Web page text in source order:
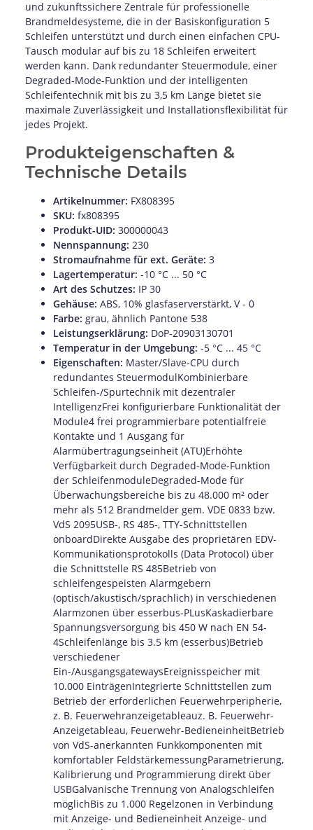
und zukunftssichere Zentrale für professionelle
Brandmeldesysteme, die in der Basiskonfiguration 5
Schleifen unterstützt und durch einen einfachen CPU-
Tausch modular auf bis zu 18 Schleifen erweitert
werden kann. Dank redundanter Steuermodule, einer
Degraded-Mode-Funktion und der intelligenten
Schleifentechnik mit bis zu 3,5 km Länge bietet sie
maximale Zuverlässigkeit und Installationsflexibilität für
jedes Projekt.
Produkteigenschaften &
Technische Details
Artikelnummer: FX808395
SKU: fx808395
Produkt-UID: 300000043
Nennspannung: 230
Stromaufnahme für ext. Geräte: 3
Lagertemperatur: -10 °C ... 50 °C
Art des Schutzes: IP 30
Gehäuse: ABS, 10% glasfaserverstärkt, V - 0
Farbe: grau, ähnlich Pantone 538
Leistungserklärung: DoP-20903130701
Temperatur in der Umgebung: -5 °C ... 45 °C
Eigenschaften: Master/Slave-CPU durch
redundantes SteuermodulKombinierbare
Schleifen-/Spurtechnik mit dezentraler
IntelligenzFrei konfigurierbare Funktionalität der
Module4 frei programmierbare potentialfreie
Kontakte und 1 Ausgang für
Alarmübertragungseinheit (ATU)Erhöhte
Verfügbarkeit durch Degraded-Mode-Funktion
der SchleifenmoduleDegraded-Mode für
Überwachungsbereiche bis zu 48.000 m² oder
mehr als 512 Brandmelder gem. VDE 0833 bzw.
VdS 2095USB-, RS 485-, TTY-Schnittstellen
onboardDirekte Ausgabe des proprietären EDV-
Kommunikationsprotokolls (Data Protocol) über
die Schnittstelle RS 485Betrieb von
schleifengespeisten Alarmgebern
(optisch/akustisch/sprachlich) in verschiedenen
Alarmzonen über esserbus-PLusKaskadierbare
Spannungsversorgung bis 450 W nach EN 54-
4Schleifenlänge bis 3.5 km (esserbus)Betrieb
verschiedener
Ein-/AusgangsgatewaysEreignisspeicher mit
10.000 EinträgenIntegrierte Schnittstellen zum
Betrieb der erforderlichen Feuerwehrperipherie,
z. B. Feuerwehranzeigetableauz. B. Feuerwehr-
Anzeigetableau, Feuerwehr-BedieneinheitBetrieb
von VdS-anerkannten Funkkomponenten mit
komfortabler FeldstärkemessungParametrierung,
Kalibrierung und Programmierung direkt über
USBGalvanische Trennung von Analogschleifen
möglichBis zu 1.000 Regelzonen in Verbindung
mit Anzeige- und Bedieneinheit Anzeige- und